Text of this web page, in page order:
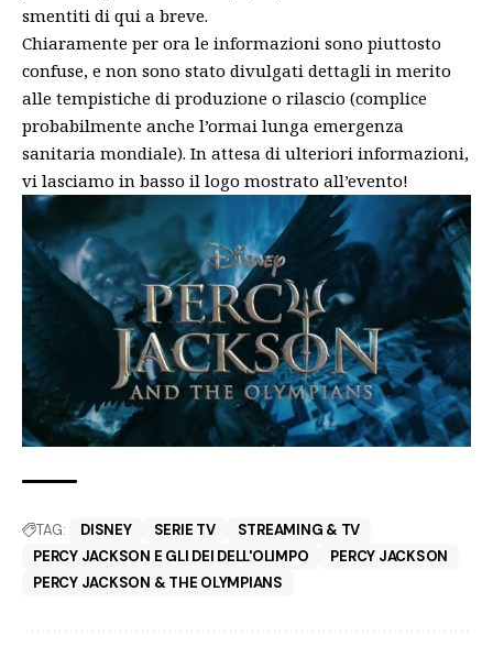
smentiti di qui a breve.
Chiaramente per ora le informazioni sono piuttosto
confuse, e non sono stato divulgati dettagli in merito
alle tempistiche di produzione o rilascio (complice
probabilmente anche l’ormai lunga emergenza
sanitaria mondiale). In attesa di ulteriori informazioni,
vi lasciamo in basso il logo mostrato all’evento!
TAG: DISNEY SERIE TV
STREAMING & TV
PERCY JACKSON E GLI DEI DELL'OLIMPO
PERCY JACKSON
PERCY JACKSON & THE OLYMPIANS